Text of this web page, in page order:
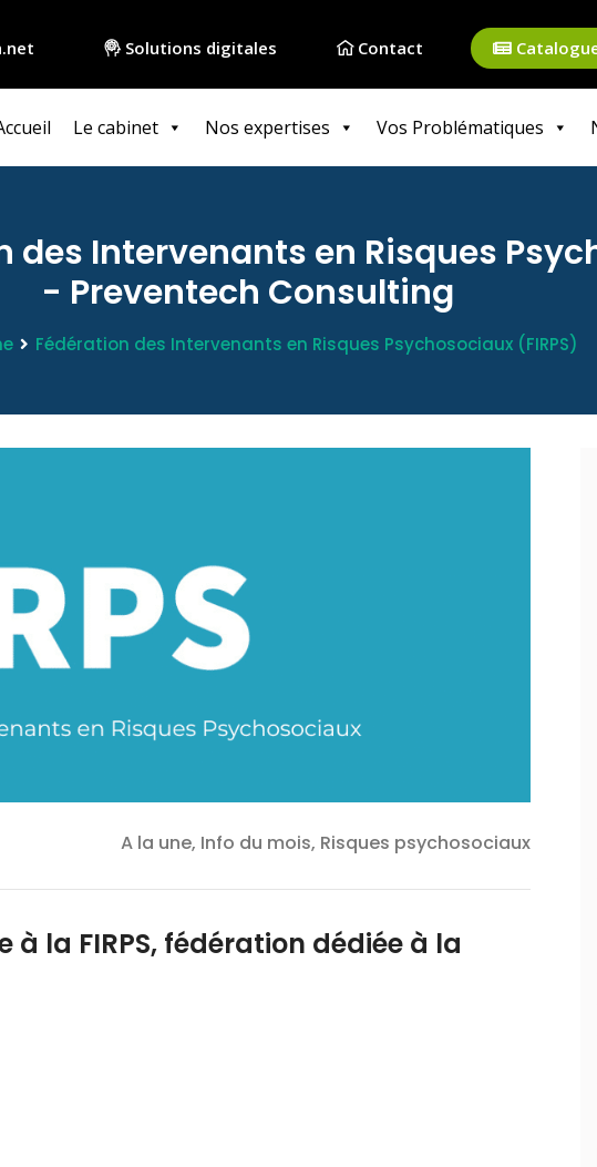
Solutions digitales Contact
Le cabinet Nos expertises Vos Problématiques
Intervenants en Risques
- Preventech Consulting
Fédération des Intervenants en Risques Psychosociaux (FIRPS)
A la une, Info du mois, Risques psychosociaux
la FIRPS, fédération dédiée à la